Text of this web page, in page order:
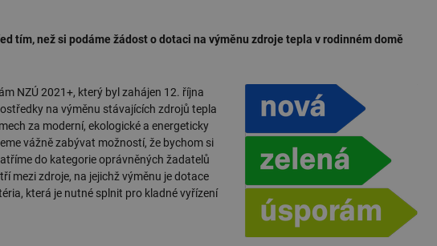
tím, než si podáme žádost o dotaci na výměnu zdroje tepla v rodinném domě
NZÚ 2021+, který byl zahájen 12. října
na výměnu stávajících zdrojů tepla
za moderní, ekologické a energeticky
vážně zabývat možností, že bychom si
do kategorie oprávněných žadatelů
mezi zdroje, na jejichž výměnu je dotace
která je nutné splnit pro kladné vyřízení